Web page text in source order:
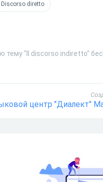
Discorso diretto
тему "Il discorso indiretto"
центр "Диалект"